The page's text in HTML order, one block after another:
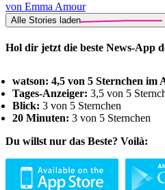
von Emma Amour
Alle Stories laden
Hol dir jetzt die beste News-App
watson: 4,5 von 5 Sternchen im
Tages-Anzeiger: 3,5 von 5
Blick: 3 von 5 Sternchen
20 Minuten: 3 von 5 Sternchen
Du willst nur das Beste? Voilà: